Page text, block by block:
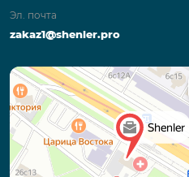
Эл. почта
zakaz1@shenler.pro